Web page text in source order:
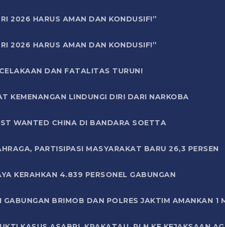
2026 HARUS AMAN DAN KONDUSIF!”
2026 HARUS AMAN DAN KONDUSIF!”
DAN FATALITAS TURUN!
KEMENANGAN LINDUNGI DIRI DARI NARKOBA
WANTED CHINA DI BANDARA SOETTA
PARTISIPASI MASYARAKAT BARU 26,3 PERSEN
KERAHKAN 4.839 PERSONEL GABUNGAN
BRIMOB DAN POLRES JAKTIM AMANKAN 1